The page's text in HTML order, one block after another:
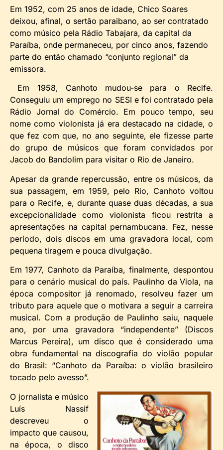
Em 1952, com 25 anos de idade, Chico Soares
deixou, afinal, o sertão paraibano, ao ser contratado
como músico pela Rádio Tabajara, da capital da
Paraíba, onde permaneceu, por cinco anos, fazendo
parte do então chamado “conjunto regional” da
emissora.
Em 1958, Canhoto mudou-se para o Recife.
Conseguiu um emprego no SESI e foi contratado pela
Rádio Jornal do Comércio. Em pouco tempo, seu
nome como violonista já era destacado na cidade, o
que fez com que, no ano seguinte, ele fizesse parte
do grupo de músicos que foram convidados por
Jacob do Bandolim para visitar o Rio de Janeiro.
Apesar da grande repercussão, entre os músicos, da
sua passagem, em 1959, pelo Rio, Canhoto voltou
para o Recife, e, durante quase duas décadas, a sua
excepcionalidade como violonista ficou restrita a
apresentações na capital pernambucana. Fez, nesse
período, dois discos em uma gravadora local, com
pequena tiragem e pouca divulgação.
Em 1977, Canhoto da Paraíba, finalmente, despontou
para o cenário musical do país. Paulinho da Viola, na
época compositor já renomado, resolveu fazer um
tributo para aquele que o motivara a seguir a carreira
musical. Com a produção de Paulinho saiu, naquele
ano, por uma gravadora “independente” (Discos
Marcus Pereira), um disco que é considerado uma
obra fundamental na discografia do violão popular
do Brasil: “Canhoto da Paraíba: o violão brasileiro
tocado pelo avesso”.
O jornalista e músico
Luís Nassif
descreveu o
impacto que causou,
na época, o disco